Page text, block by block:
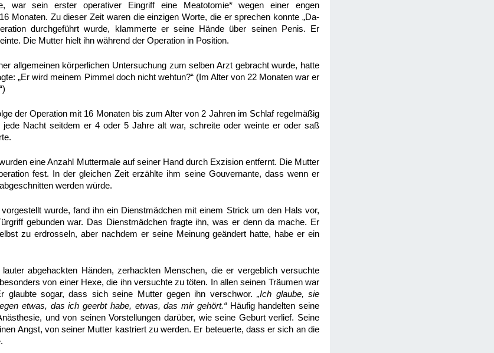
war sein erster operativer Eingriff eine Meatotomie* wegen einer engen
Monaten. Zu dieser Zeit waren die einzigen Worte, die er sprechen konnte „Da-
durchgeführt wurde, klammerte er seine Hände über seinen Penis. Er
Die Mutter hielt ihn während der Operation in Position.
allgemeinen körperlichen Untersuchung zum selben Arzt gebracht wurde, hatte
„Er wird meinem Pimmel doch nicht wehtun?“ (Im Alter von 22 Monaten war er
der Operation mit 16 Monaten bis zum Alter von 2 Jahren im Schlaf regelmäßig
jede Nacht seitdem er 4 oder 5 Jahre alt war, schreite oder weinte er oder saß
eine Anzahl Muttermale auf seiner Hand durch Exzision entfernt. Die Mutter
fest. In der gleichen Zeit erzählte ihm seine Gouvernante, dass wenn er
werden würde.
wurde, fand ihn ein Dienstmädchen mit einem Strick um den Hals vor,
gebunden war. Das Dienstmädchen fragte ihn, was er denn da mache. Er
zu erdrosseln, aber nachdem er seine Meinung geändert hatte, habe er ein
abgehackten Händen, zerhackten Menschen, die er vergeblich versuchte
von einer Hexe, die ihn versuchte zu töten. In allen seinen Träumen war
glaubte sogar, dass sich seine Mutter gegen ihn verschwor.„Ich glaube, sie
etwas, das ich geerbt habe, etwas, das mir gehört.“ Häufig handelten seine
und von seinen Vorstellungen darüber, wie seine Geburt verlief. Seine
Angst, von seiner Mutter kastriert zu werden. Er beteuerte, dass er sich an die